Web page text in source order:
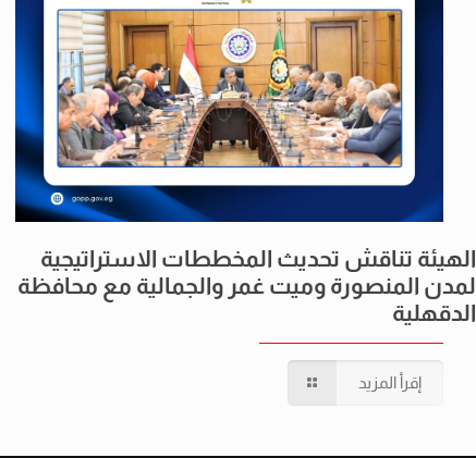
الهيئة تناقش تحديث المخططات الاستراتيجية
لمدن المنصورة وميت غمر والجمالية مع محافظة
الدقهلية
إقرأ المزيد